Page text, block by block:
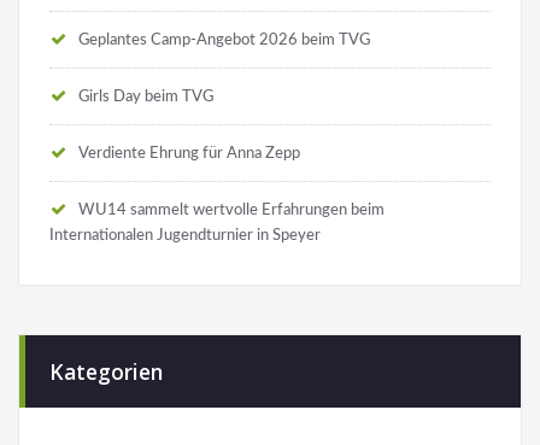
Geplantes Camp-Angebot 2026 beim TVG
Girls Day beim TVG
Verdiente Ehrung für Anna Zepp
WU14 sammelt wertvolle Erfahrungen beim
Internationalen Jugendturnier in Speyer
Kategorien